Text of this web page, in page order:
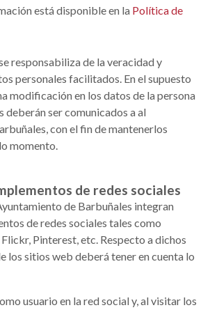
está disponible en la Política de
responsabiliza de la veracidad y
personales facilitados. En el supuesto
modificación en los datos de la persona
deberán ser comunicados a al
con el fin de mantenerlos
momento.
de redes sociales
de Barbuñales integran
de redes sociales tales como
Pinterest, etc. Respecto a dichos
los sitios web deberá tener en cuenta lo
usuario en la red social y, al visitar los